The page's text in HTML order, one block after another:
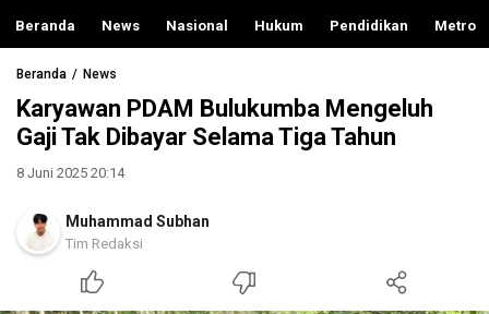
Beranda News Nasional Hukum Pendidikan Metro
Beranda News
Karyawan PDAM Bulukumba Mengeluh
Gaji Tak Dibayar Selama Tiga Tahun
8 Juni 2025 20:14
Muhammad Subhan
Tim Redaksi